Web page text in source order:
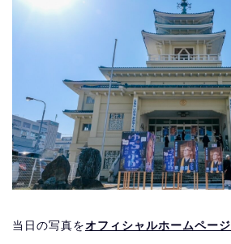
当日の写真をオフィシャルホームページ